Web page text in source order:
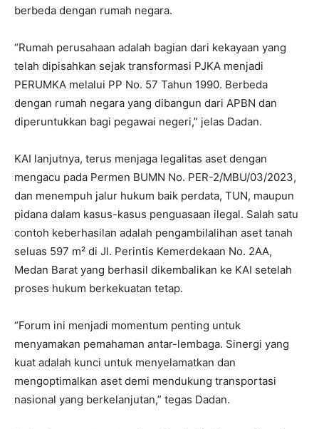
berbeda dengan rumah negara.
“Rumah perusahaan adalah bagian dari kekayaan yang
telah dipisahkan sejak transformasi PJKA menjadi
PERUMKA melalui PP No. 57 Tahun 1990. Berbeda
dengan rumah negara yang dibangun dari APBN dan
diperuntukkan bagi pegawai negeri,” jelas Dadan.
KAI lanjutnya, terus menjaga legalitas aset dengan
mengacu pada Permen BUMN No. PER-2/MBU/03/2023,
dan menempuh jalur hukum baik perdata, TUN, maupun
pidana dalam kasus-kasus penguasaan ilegal. Salah satu
contoh keberhasilan adalah pengambilalihan aset tanah
seluas 597 m² di Jl. Perintis Kemerdekaan No. 2AA,
Medan Barat yang berhasil dikembalikan ke KAI setelah
proses hukum berkekuatan tetap.
“Forum ini menjadi momentum penting untuk
menyamakan pemahaman antar-lembaga. Sinergi yang
kuat adalah kunci untuk menyelamatkan dan
mengoptimalkan aset demi mendukung transportasi
nasional yang berkelanjutan,” tegas Dadan.